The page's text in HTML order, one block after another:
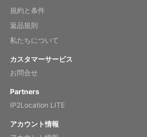
Reviewed
by Anne
規約と条件
返品規則
私たちについて
カスタマーサービス
お問合せ
Partners
IP2Location LITE
アカウント情報